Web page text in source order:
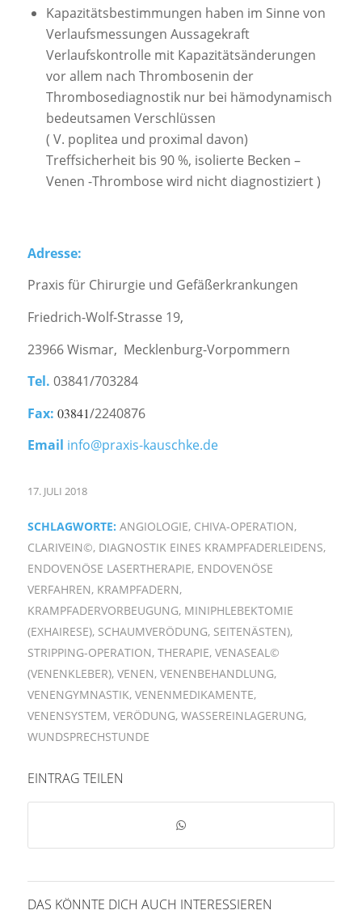
Kapazitätsbestimmungen haben im Sinne von
Verlaufsmessungen Aussagekraft
Verlaufskontrolle mit Kapazitätsänderungen
vor allem nach Thrombosenin der
Thrombosediagnostik nur bei hämodynamisch
bedeutsamen Verschlüssen
( V. poplitea und proximal davon)
Treffsicherheit bis 90 %, isolierte Becken –
Venen -Thrombose wird nicht diagnostiziert )
Adresse:
Praxis für Chirurgie und Gefäßerkrankungen
Friedrich-Wolf-Strasse 19,
23966 Wismar, Mecklenburg-Vorpommern
Tel. 03841/703284
Fax: 03841/2240876
Email info@praxis-kauschke.de
17. JULI 2018
SCHLAGWORTE: ANGIOLOGIE, CHIVA-OPERATION,
CLARIVEIN©, DIAGNOSTIK EINES KRAMPFADERLEIDENS,
ENDOVENÖSE LASERTHERAPIE, ENDOVENÖSE
VERFAHREN, KRAMPFADERN,
KRAMPFADERVORBEUGUNG, MINIPHLEBEKTOMIE
(EXHAIRESE), SCHAUMVERÖDUNG, SEITENÄSTEN),
STRIPPING-OPERATION, THERAPIE, VENASEAL©
(VENENKLEBER), VENEN, VENENBEHANDLUNG,
VENENGYMNASTIK, VENENMEDIKAMENTE,
VENENSYSTEM, VERÖDUNG, WASSEREINLAGERUNG,
WUNDSPRECHSTUNDE
EINTRAG TEILEN
DAS KÖNNTE DICH AUCH INTERESSIEREN